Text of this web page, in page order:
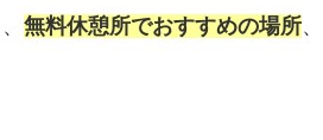
無料休憩所でおすすめの場所、